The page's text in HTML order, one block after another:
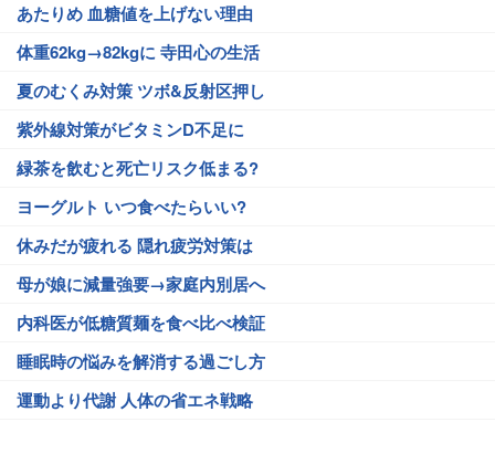
あたりめ 血糖値を上げない理由
体重62kg→82kgに 寺田心の生活
夏のむくみ対策 ツボ&反射区押し
紫外線対策がビタミンD不足に
緑茶を飲むと死亡リスク低まる?
ヨーグルト いつ食べたらいい?
休みだが疲れる 隠れ疲労対策は
母が娘に減量強要→家庭内別居へ
内科医が低糖質麺を食べ比べ検証
睡眠時の悩みを解消する過ごし方
運動より代謝 人体の省エネ戦略